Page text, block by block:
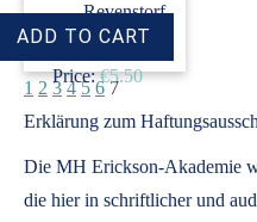
Revenstorf
Price: €5.50
1 2 3 4 5 6 7
Erklärung zum
Die MH Erickson-Akademie
die hier in schriftlicher und